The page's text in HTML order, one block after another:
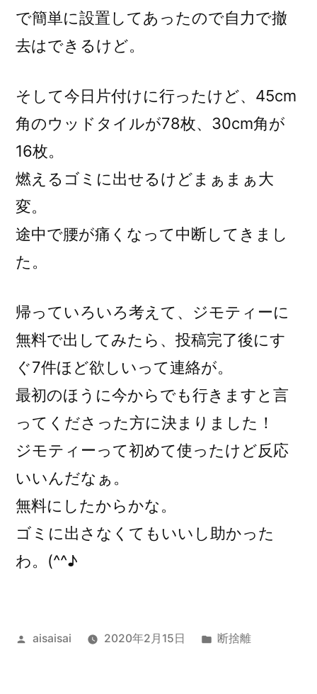
で簡単に設置してあったので自力で撤
去はできるけど。
そして今日片付けに行ったけど、45cm
角のウッドタイルが78枚、30cm角が
16枚。
燃えるゴミに出せるけどまぁまぁ大
変。
途中で腰が痛くなって中断してきまし
た。
帰っていろいろ考えて、ジモティーに
無料で出してみたら、投稿完了後にす
ぐ7件ほど欲しいって連絡が。
最初のほうに今からでも行きますと言
ってくださった方に決まりました！
ジモティーって初めて使ったけど反応
いいんだなぁ。
無料にしたからかな。
ゴミに出さなくてもいいし助かった
わ。(^^♪
投
aisaisai 2020年2月15日
カ
断捨離